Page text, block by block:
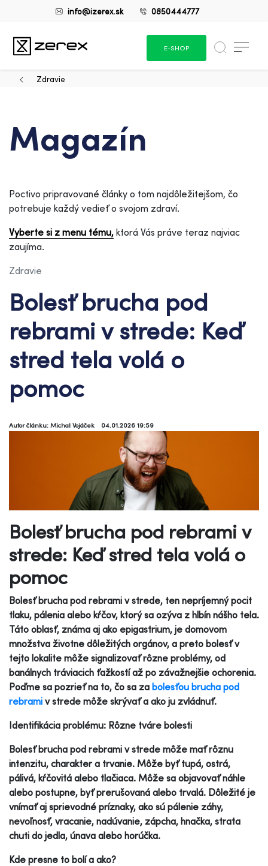
info@izerex.sk 0850444777
E-SHOP
Zdravie
Magazín
Poctivo pripravované články o tom najdôležitejšom, čo
potrebuje každý vedieť o svojom zdraví.
Vyberte si z menu tému, ktorá Vás práve teraz najviac
zaujíma.
Zdravie
Bolesť brucha pod
rebrami v strede: Keď
stred tela volá o
pomoc
Autor článku: Michal Vojáček 04.01.2026 19:59
Bolesť brucha pod rebrami v
strede: Keď stred tela volá o
pomoc
Bolesť brucha pod rebrami v strede, ten nepríjemný pocit
tlaku, pálenia alebo kŕčov, ktorý sa ozýva z hlbín nášho tela.
Táto oblasť, známa aj ako epigastrium, je domovom
množstva životne dôležitých orgánov, a preto bolesť v
tejto lokalite môže signalizovať rôzne problémy, od
banálnych tráviacich ťažkostí až po závažnejšie ochorenia.
Poďme sa pozrieť na to, čo sa za bolesťou brucha pod
rebrami v strede môže skrývať a ako ju zvládnuť.
Identifikácia problému: Rôzne tváre bolesti
Bolesť brucha pod rebrami v strede môže mať rôznu
intenzitu, charakter a trvanie. Môže byť tupá, ostrá,
pálivá, kŕčovitá alebo tlačiaca. Môže sa objavovať náhle
alebo postupne, byť prerušovaná alebo trvalá. Dôležité je
vnímať aj sprievodné príznaky, ako sú pálenie záhy,
nevoľnosť, vracanie, nadúvanie, zápcha, hnačka, strata
chuti do jedla, únava alebo horúčka.
Kde presne to bolí a ako?